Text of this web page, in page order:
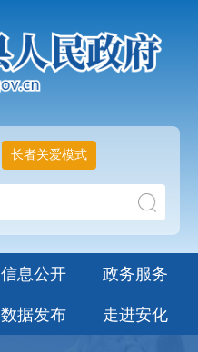
长者关爱模式
信息公开 政务服务
数据发布 走进安化